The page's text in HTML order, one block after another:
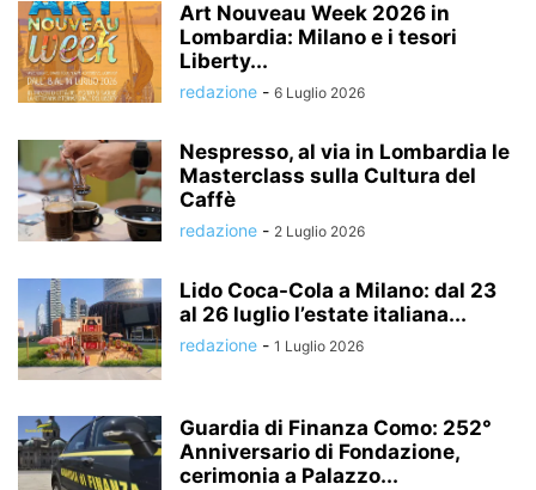
Art Nouveau Week 2026 in
Lombardia: Milano e i tesori
Liberty...
redazione - 6 Luglio 2026
Nespresso, al via in Lombardia le
Masterclass sulla Cultura del
Caffè
redazione - 2 Luglio 2026
Lido Coca-Cola a Milano: dal 23
al 26 luglio l’estate italiana...
redazione - 1 Luglio 2026
Guardia di Finanza Como: 252°
Anniversario di Fondazione,
cerimonia a Palazzo...